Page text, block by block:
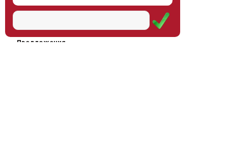
Научная школа
Услуги
Предложения